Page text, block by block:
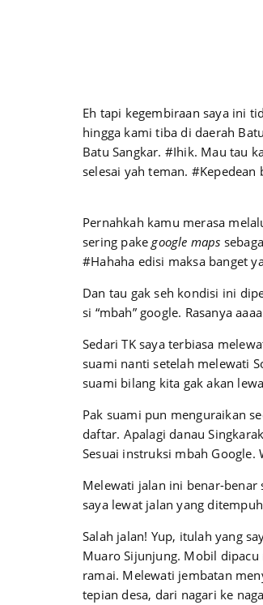
Eh tapi kegembiraan saya ini
hingga kami tiba di daerah
Batu Sangkar. #Ihik. Mau tau
selesai yah teman. #Kepedean
Pernahkah kamu merasa
sering pakegoogle maps
#Hahaha edisi maksa banget
Dan tau gak seh kondisi ini
si “mbah” google. Rasanya
Sedari TK saya terbiasa
suami nanti setelah melewati
suami bilang kita gak akan
Pak suami pun menguraikan
daftar. Apalagi danau
Sesuai instruksi mbah Google.
Melewati jalan ini benar-benar
saya lewat jalan yang
Salah jalan! Yup, itulah yang
Muaro Sijunjung. Mobil
ramai. Melewati jembatan
tepian desa, dari nagari ke